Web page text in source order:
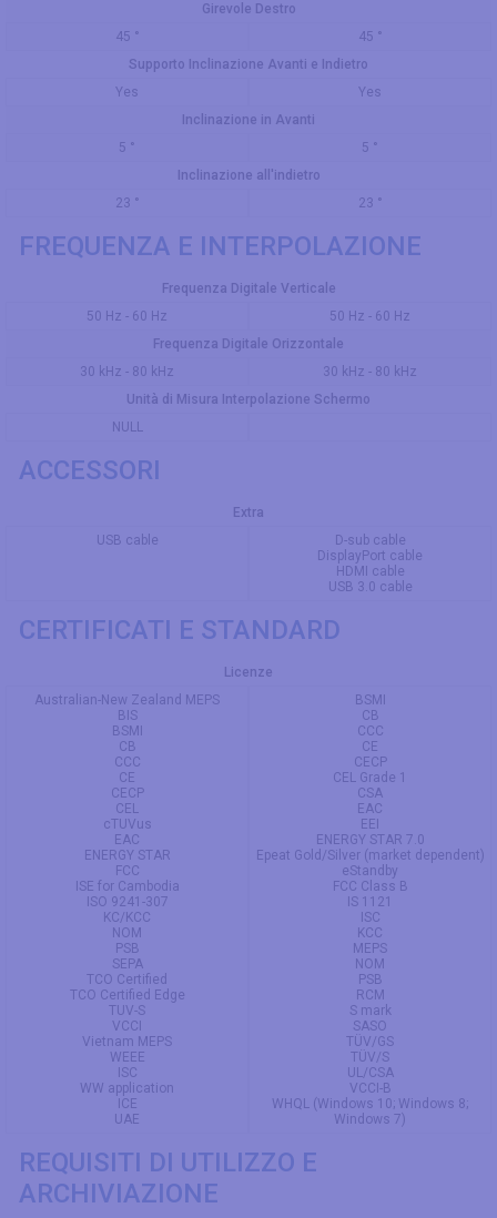
Girevole Destro
45 °
45 °
Supporto Inclinazione Avanti e Indietro
Yes
Yes
Inclinazione in Avanti
5 °
5 °
Inclinazione all'indietro
23 °
23 °
FREQUENZA E INTERPOLAZIONE
Frequenza Digitale Verticale
50 Hz - 60 Hz
50 Hz - 60 Hz
Frequenza Digitale Orizzontale
30 kHz - 80 kHz
30 kHz - 80 kHz
Unità di Misura Interpolazione Schermo
NULL
ACCESSORI
Extra
USB cable
D-sub cable
DisplayPort cable
HDMI cable
USB 3.0 cable
CERTIFICATI E STANDARD
Licenze
Australian-New Zealand MEPS
BIS
BSMI
CB
CCC
CE
CECP
CEL
cTUVus
EAC
ENERGY STAR
FCC
ISE for Cambodia
ISO 9241-307
KC/KCC
NOM
PSB
SEPA
TCO Certified
TCO Certified Edge
TUV-S
VCCI
Vietnam MEPS
WEEE
ISC
WW application
ICE
UAE
BSMI
CB
CCC
CE
CECP
CEL Grade 1
CSA
EAC
EEI
ENERGY STAR 7.0
Epeat Gold/Silver (market dependent)
eStandby
FCC Class B
IS 1121
ISC
KCC
MEPS
NOM
PSB
RCM
S mark
SASO
TÜV/GS
TÜV/S
UL/CSA
VCCI-B
WHQL (Windows 10; Windows 8;
Windows 7)
REQUISITI DI UTILIZZO E
ARCHIVIAZIONE